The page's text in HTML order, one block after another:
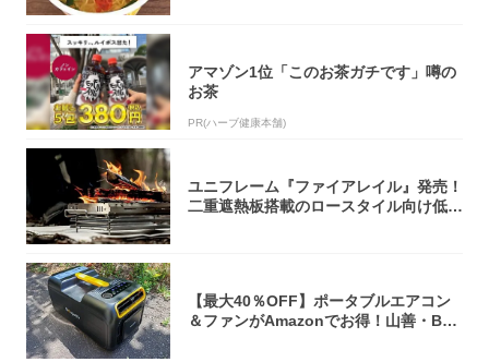
アマゾン1位「このお茶ガチです」噂の
お茶
PR(ハーブ健康本舗)
ユニフレーム『ファイアレイル』発売！
二重遮熱板搭載のロースタイル向け低型
【最大40％OFF】ポータブルエアコン
＆ファンがAmazonでお得！山善・Bo